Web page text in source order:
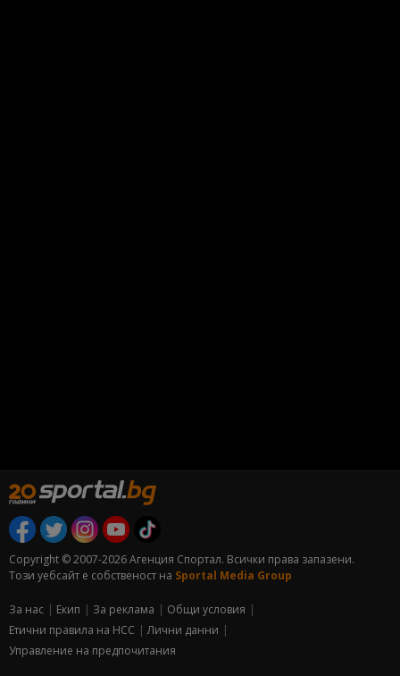
Copyright © 2007-2026 Агенция Спортал. Всички права запазени.
Този уебсайт е собственост на Sportal Media Group
За нас Екип За рекламa
Общи условия
Етични правила на НСС
Лични данни
Управление на предпочитания